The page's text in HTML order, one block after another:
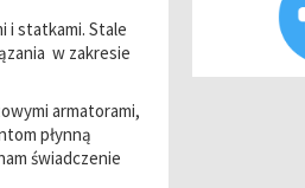
i statkami. Stale
w zakresie
armatorami,
płynną
świadczenie